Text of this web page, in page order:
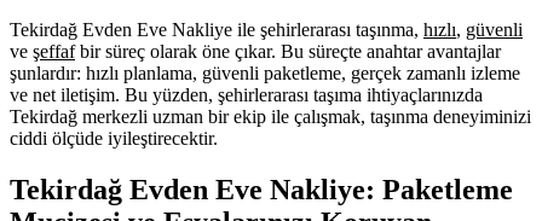
Tekirdağ Evden Eve Nakliye ile şehirlerarası taşınma, hızlı, güvenli
ve şeffafbir süreç olarak öne çıkar. Bu süreçte anahtar avantajlar
şunlardır: hızlı planlama, güvenli paketleme, gerçek zamanlı izleme
ve net iletişim. Bu yüzden, şehirlerarası taşıma ihtiyaçlarınızda
Tekirdağ merkezli uzman bir ekip ile çalışmak, taşınma deneyiminizi
ciddi ölçüde iyileştirecektir.
Tekirdağ Evden Eve Nakliye: Paketleme